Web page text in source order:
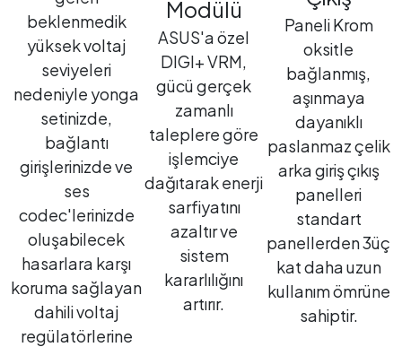
beklenmedik
yüksek voltaj
seviyeleri
nedeniyle yonga
setinizde,
bağlantı
girişlerinizde ve
ses
codec'lerinizde
oluşabilecek
hasarlara karşı
koruma sağlayan
dahili voltaj
regülatörlerine
Modülü
ASUS'a özel
DIGI+ VRM,
gücü gerçek
zamanlı
taleplere göre
işlemciye
dağıtarak enerji
sarfiyatını
azaltır ve
sistem
kararlılığını
artırır.
Paneli Krom
oksitle
bağlanmış,
aşınmaya
dayanıklı
paslanmaz çelik
arka giriş çıkış
panelleri
standart
panellerden 3üç
kat daha uzun
kullanım ömrüne
sahiptir.